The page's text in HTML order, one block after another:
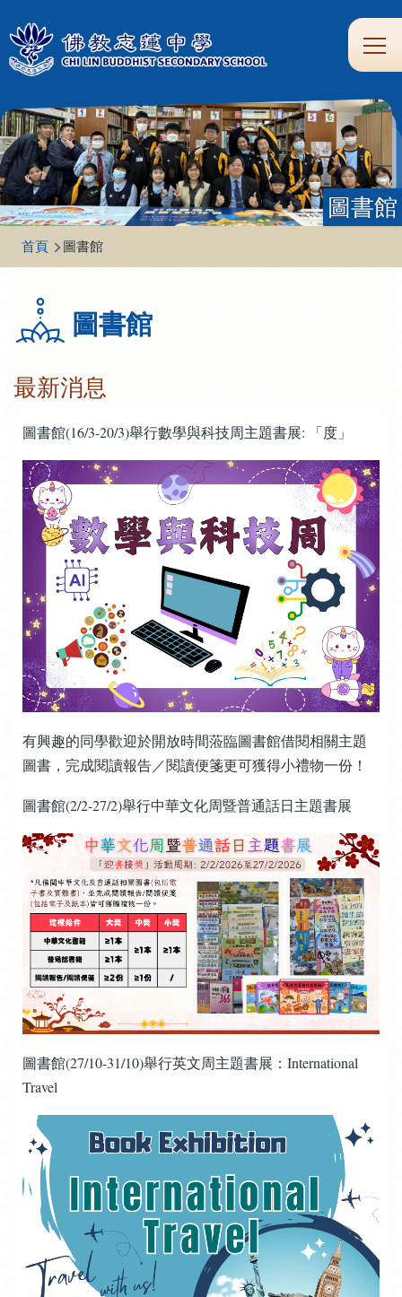
Main
生
涯
劃
家
校
作
校
友
區
圖
書
園
道
圖書館
導
航
連
結
首頁 圖書館
圖書館
最新消息
圖書館(16/3-20/3)舉行數學與科技周主題書展: 「度」
有興趣的同學歡迎於開放時間蒞臨圖書館借閱相關主題
圖書，完成閱讀報告／閱讀便箋更可獲得小禮物一份！
圖書館(2/2-27/2)舉行中華文化周暨普通話日主題書展
圖書館(27/10-31/10)舉行英文周主題書展：International
Travel